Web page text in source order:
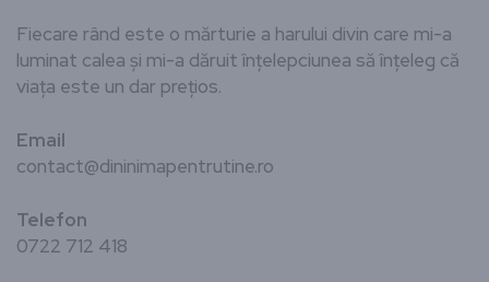
Fiecare rând este o mărturie a harului divin care mi-a
luminat calea și mi-a dăruit înțelepciunea să înțeleg că
viața este un dar prețios.
Email
contact@dininimapentrutine.ro
Telefon
0722 712 418